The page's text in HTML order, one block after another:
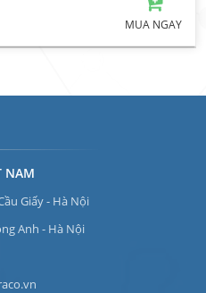
MUA NGAY
NAM
Giấy - Hà Nội
Anh - Hà Nội